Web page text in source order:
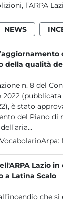
l’ARPA
NEWS
della qualità
n. 8 del
(pubblicata
è stato
del Piano di
VocabolarioArpa:
Lazio in
a Latina Scalo
che